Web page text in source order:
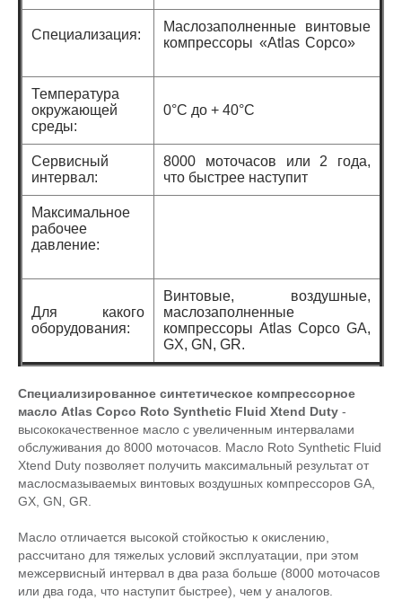
Специализация:
Маслозаполненные винтовые
компрессоры «Atlas Copco»
Температура
окружающей
среды:
0°C до + 40°C
Сервисный
интервал:
8000 моточасов или 2 года,
что быстрее наступит
Максимальное
рабочее
давление:
Для какого
оборудования:
Винтовые, воздушные,
маслозаполненные
компрессоры Atlas Copco GA,
GX, GN, GR.
Специализированное синтетическое компрессорное
масло Atlas Copco Roto Synthetic Fluid Xtend Duty -
высококачественное масло с увеличенным интервалами
обслуживания до 8000 моточасов. Масло Roto Synthetic Fluid
Xtend Duty позволяет получить максимальный результат от
маслосмазываемых винтовых воздушных компрессоров GA,
GX, GN, GR.
Масло отличается высокой стойкостью к окислению,
рассчитано для тяжелых условий эксплуатации, при этом
межсервисный интервал в два раза больше (8000 моточасов
или два года, что наступит быстрее), чем у аналогов.